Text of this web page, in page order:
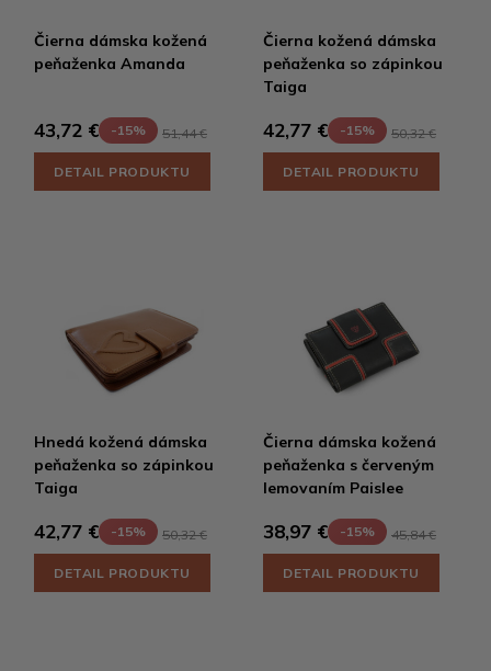
Čierna dámska kožená
peňaženka Amanda
43,72 € -15% 51,44 €
DETAIL PRODUKTU
Čierna kožená dámska
peňaženka so zápinkou
Taiga
42,77 € -15% 50,32 €
DETAIL PRODUKTU
Hnedá kožená dámska
peňaženka so zápinkou
Taiga
42,77 € -15% 50,32 €
DETAIL PRODUKTU
Čierna dámska kožená
peňaženka s červeným
lemovaním Paislee
38,97 € -15% 45,84 €
DETAIL PRODUKTU